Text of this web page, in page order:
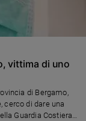
vittima di uno
di Bergamo,
cerco di dare una
Guardia Costiera